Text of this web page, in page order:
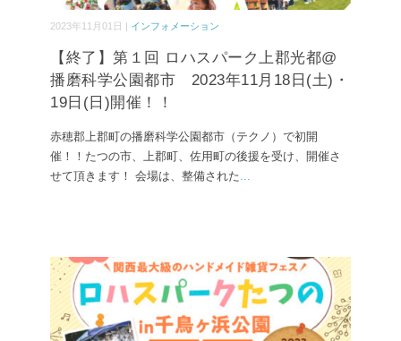
2023年11月01日 | インフォメーション
【終了】第１回 ロハスパーク上郡光都@
播磨科学公園都市 2023年11月18日(土)・
19日(日)開催！！
赤穂郡上郡町の播磨科学公園都市（テクノ）で初開
催！！たつの市、上郡町、佐用町の後援を受け、開催さ
せて頂きます！ 会場は、整備された...